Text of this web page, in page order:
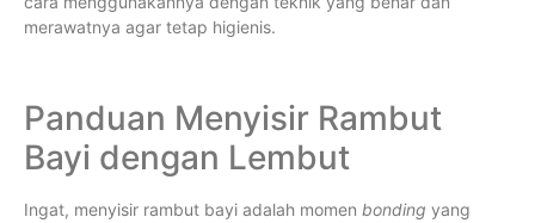
merawatnya agar tetap higienis.
Panduan Menyisir Rambut
Bayi dengan Lembut
Ingat, menyisir rambut bayi adalah momen bonding yang